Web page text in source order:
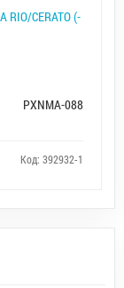
RIO/CERATO (-
PXNMA-088
Код: 392932-1